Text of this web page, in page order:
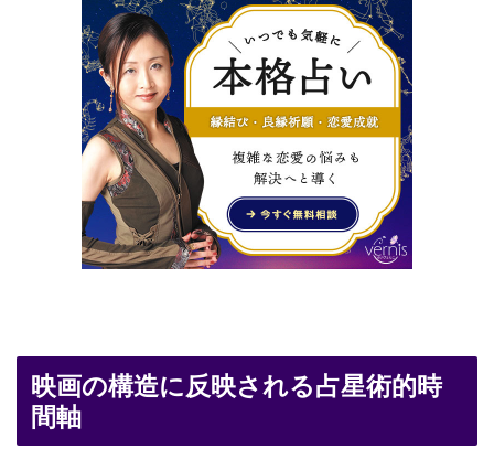
映画の構造に反映される占星術的時
間軸